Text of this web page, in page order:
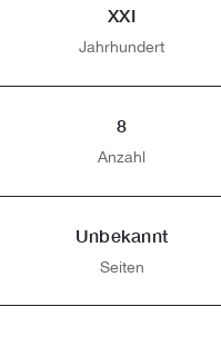
XXI
Jahrhundert
8
Anzahl
Unbekannt
Seiten